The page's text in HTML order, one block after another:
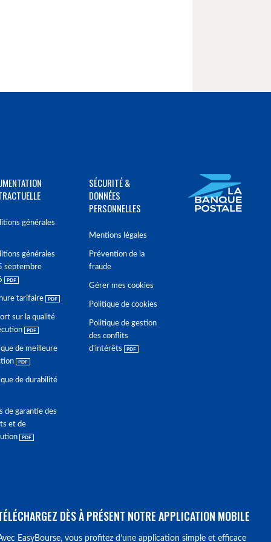
générales
générales
septembre
tarifaire
sur la qualité
de meilleure
de durabilité
de garantie des
et de
SÉCURITÉ &
DONNÉES
PERSONNELLES
Mentions légales
Prévention de la
fraude
Gérer mes cookies
Politique de cookies
Politique de gestion
des conflits
d'intérêts
DÈS À PRÉSENT NOTRE APPLICATION MOBILE
EasyBourse, vous profitez d’une application simple et efficace